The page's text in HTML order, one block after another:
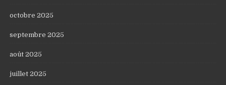
octobre 2025
septembre 2025
août 2025
juillet 2025